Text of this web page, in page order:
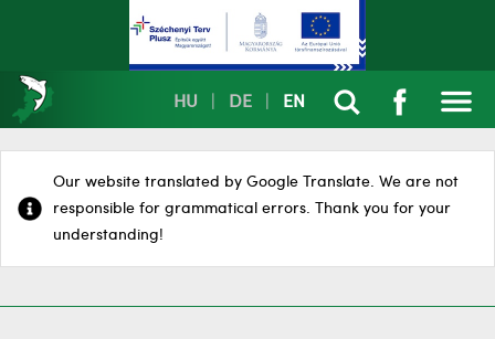
HU DE EN
Our website translated by Google Translate. We are not
responsible for grammatical errors. Thank you for your
understanding!